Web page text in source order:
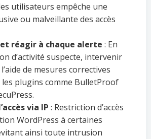
utilisateurs empêche une
ou malveillante des accès
réagir à chaque alerte : En
d’activité suspecte, intervenir
de mesures correctives
les plugins comme BulletProof
via IP : Restriction d’accès
WordPress à certaines
ainsi toute intrusion